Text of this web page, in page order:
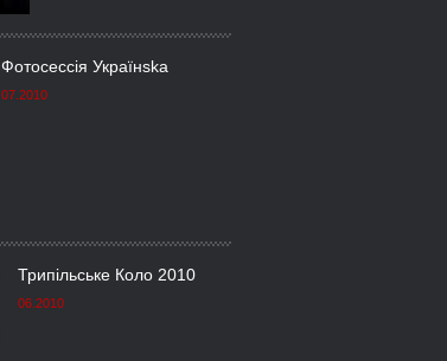
Фотосессія Українska
07.2010
Трипільське Коло 2010
06.2010